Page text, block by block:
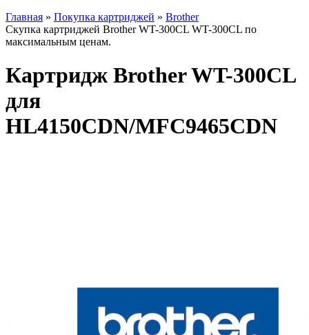
Главная » Покупка картриджей » Brother
Скупка картриджей Brother WT-300CL WT-300CL по
максимальным ценам.
Картридж Brother WT-300CL
для
HL4150CDN/MFC9465CDN